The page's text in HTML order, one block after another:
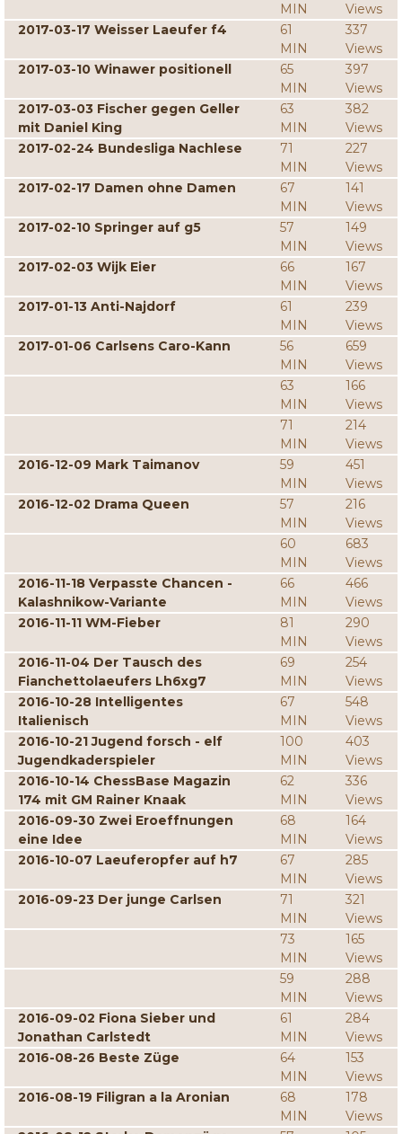
MIN
Views
2017-03-17 Weisser Laeufer f4
61
MIN
337
Views
2017-03-10 Winawer positionell
65
MIN
397
Views
2017-03-03 Fischer gegen Geller
mit Daniel King
63
MIN
382
Views
2017-02-24 Bundesliga Nachlese
71
MIN
227
Views
2017-02-17 Damen ohne Damen
67
MIN
141
Views
2017-02-10 Springer auf g5
57
MIN
149
Views
2017-02-03 Wijk Eier
66
MIN
167
Views
2017-01-13 Anti-Najdorf
61
MIN
239
Views
2017-01-06 Carlsens Caro-Kann
56
MIN
659
Views
63
MIN
166
Views
71
MIN
214
Views
2016-12-09 Mark Taimanov
59
MIN
451
Views
2016-12-02 Drama Queen
57
MIN
216
Views
60
MIN
683
Views
2016-11-18 Verpasste Chancen -
Kalashnikow-Variante
66
MIN
466
Views
2016-11-11 WM-Fieber
81
MIN
290
Views
2016-11-04 Der Tausch des
Fianchettolaeufers Lh6xg7
69
MIN
254
Views
2016-10-28 Intelligentes
Italienisch
67
MIN
548
Views
2016-10-21 Jugend forsch - elf
Jugendkaderspieler
100
MIN
403
Views
2016-10-14 ChessBase Magazin
174 mit GM Rainer Knaak
62
MIN
336
Views
2016-09-30 Zwei Eroeffnungen
eine Idee
68
MIN
164
Views
2016-10-07 Laeuferopfer auf h7
67
MIN
285
Views
2016-09-23 Der junge Carlsen
71
MIN
321
Views
73
MIN
165
Views
59
MIN
288
Views
2016-09-02 Fiona Sieber und
Jonathan Carlstedt
61
MIN
284
Views
2016-08-26 Beste Züge
64
MIN
153
Views
2016-08-19 Filigran a la Aronian
68
MIN
178
Views